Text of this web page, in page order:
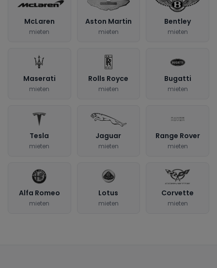
McLaren
mieten
Aston Martin
mieten
Bentley
mieten
Maserati
mieten
Rolls Royce
mieten
Bugatti
mieten
Tesla
mieten
Jaguar
mieten
Range Rover
mieten
Alfa Romeo
mieten
Lotus
mieten
Corvette
mieten